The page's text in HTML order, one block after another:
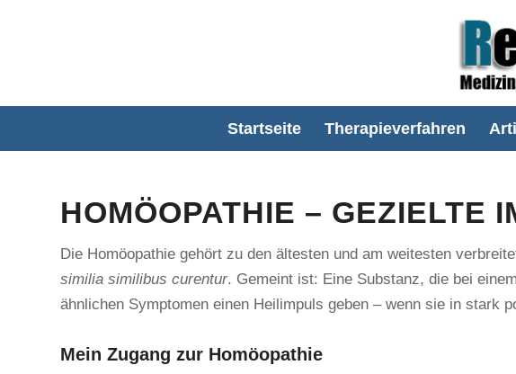
Startseite Therapieverfahren
HOMÖOPATHIE – GEZIELTE
Die Homöopathie gehört zu den ältesten und am weitesten
similia similibus curentur. Gemeint ist: Eine Substanz, die bei
ähnlichen Symptomen einen Heilimpuls geben – wenn sie in stark
Mein Zugang zur Homöopathie